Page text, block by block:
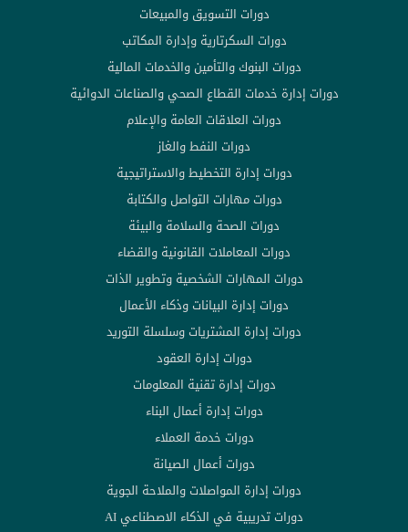
دورات التسويق والمبيعات
دورات السكرتارية وإدارة المكاتب
دورات البنوك والتأمين والخدمات المالية
دورات إدارة خدمات القطاع الصحي والصناعات الدوائية
دورات العلاقات العامة والإعلام
دورات النفط والغاز
دورات إدارة التخطيط والاستراتيجية
دورات مهارات التواصل والكتابة
دورات الصحة والسلامة والبيئة
دورات المعاملات القانونية والقضاء
دورات المهارات الشخصية وتطوير الذات
دورات إدارة البيانات وذكاء الأعمال
دورات إدارة المشتريات وسلسلة التوريد
دورات إدارة العقود
دورات إدارة تقنية المعلومات
دورات إدارة أعمال البناء
دورات خدمة العملاء
دورات أعمال الصيانة
دورات إدارة المواصلات والملاحة الجوية
دورات تدريبية في الذكاء الاصطناعي AI